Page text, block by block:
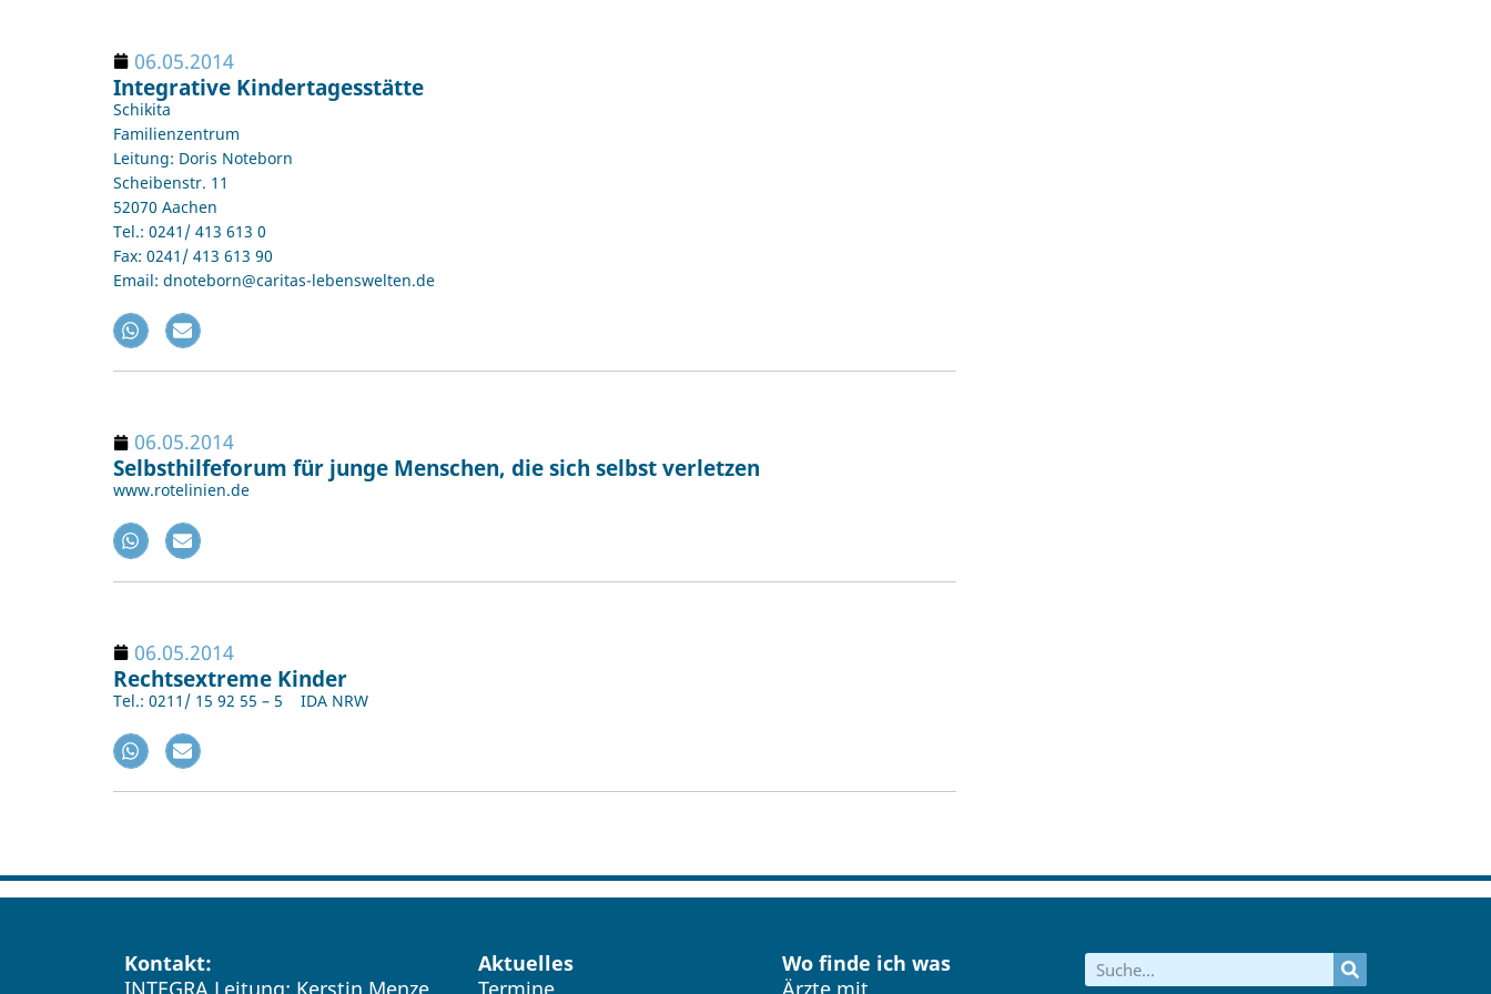
06.05.2014
Integrative Kindertagesstätte
Schikita
Familienzentrum
Leitung: Doris Noteborn
Scheibenstr. 11
52070 Aachen
Tel.: 0241/ 413 613 0
Fax: 0241/ 413 613 90
Email: dnoteborn@caritas-lebenswelten.de
06.05.2014
Selbsthilfeforum für junge Menschen, die sich selbst verletzen
www.rotelinien.de
06.05.2014
Rechtsextreme Kinder
Tel.: 0211/ 15 92 55 – 5 IDA NRW
Kontakt:
INTEGRA Leitung: Kerstin Menze
Aktuelles
Termine
Wo finde ich was
Ärzte mit